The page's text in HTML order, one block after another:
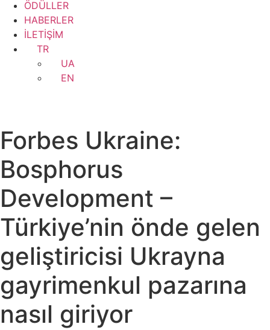
ÖDÜLLER
HABERLER
İLETİŞİM
TR
UA
EN
Forbes Ukraine:
Bosphorus
Development –
Türkiye’nin önde gelen
geliştiricisi Ukrayna
gayrimenkul pazarına
nasıl giriyor